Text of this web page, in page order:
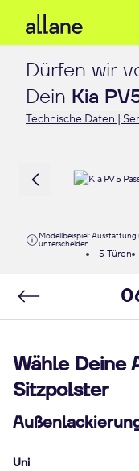
Dürfen wir
Dein Kia
Technische Daten |
Modellbeispiel:
unterscheiden
5 Türen
Wähle Deine
Sitzpolster
Uni